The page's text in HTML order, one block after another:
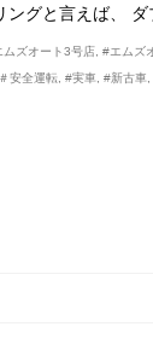
ングと言えば、
ムズオート3号店 ,#エムズ
＃安全運転 ,#実車 ,#新古車